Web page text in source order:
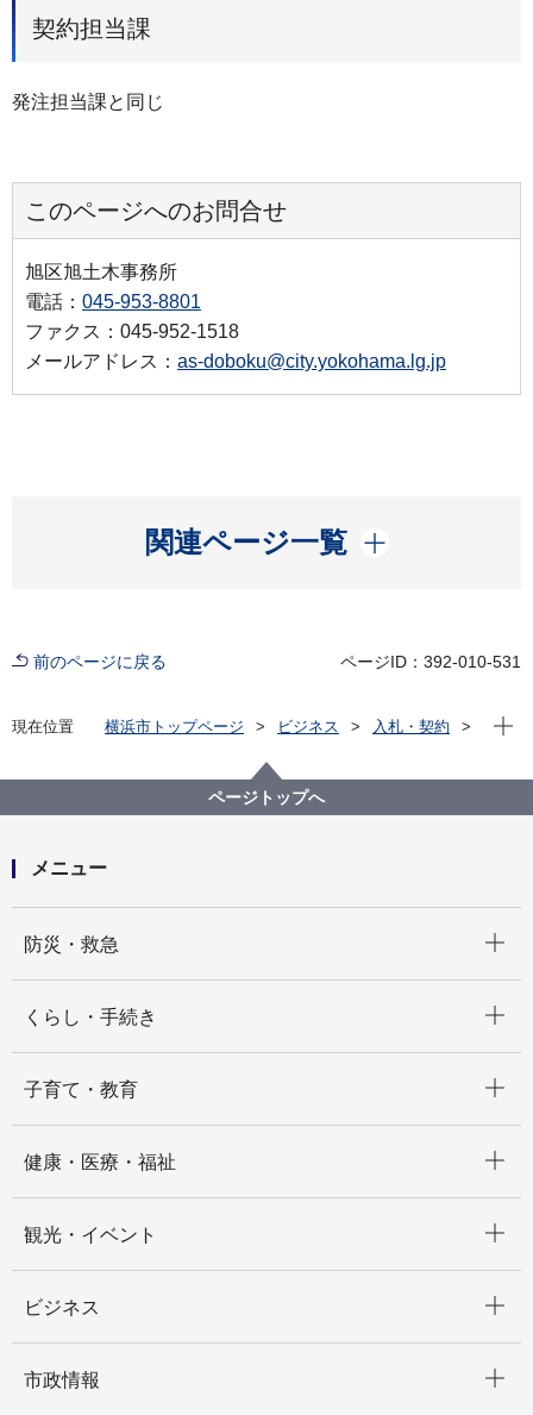
契約担当課
発注担当課と同じ
このページへのお問合せ
旭区旭土木事務所
電話： 045-953-8801
ファクス：045-952-1518
メールアドレス： as-doboku@city.yokohama.lg.jp
関連ページ一覧
開く
前のページに戻る ページID：392-010-531
現在位置 横浜市トップページ ビジネス
入札・契約
【結果掲載】旭土木事務所監督車（軽ワゴン２台）の
新規リース（公募型見積合わせ）
現在
ページトップへ
メニュー
防災・救急
くらし・手続き
子育て・教育
健康・医療・福祉
観光・イベント
ビジネス
市政情報